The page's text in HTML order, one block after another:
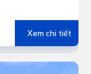
Xem chi tiết